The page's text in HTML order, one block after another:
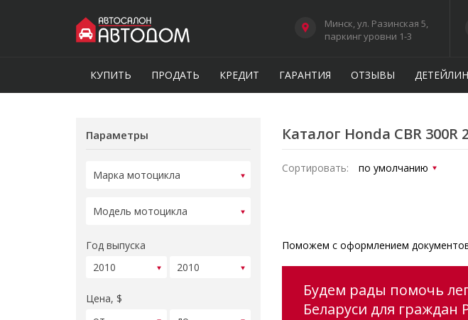
Минск, ул. Разинская 5,
паркинг уровни 1-3
КУПИТЬ ПРОДАТЬ КРЕДИТ ГАРАНТИЯ ОТЗЫВЫ
Параметры
Год выпуска
Цена, $
Каталог Honda CBR
Сортировать:
Поможем с оформлением
Будем рады помочь
Беларуси для граждан